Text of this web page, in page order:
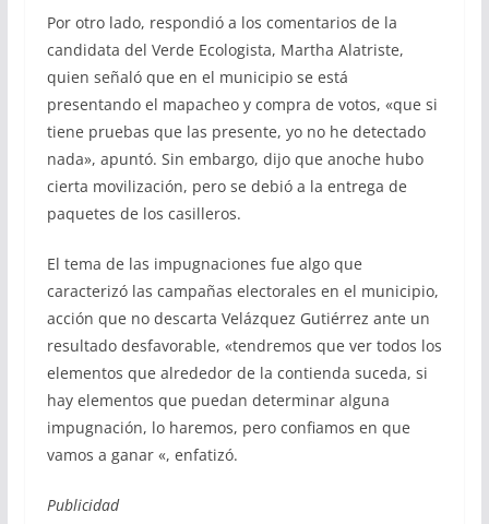
Por otro lado, respondió a los comentarios de la
candidata del Verde Ecologista, Martha Alatriste,
quien señaló que en el municipio se está
presentando el mapacheo y compra de votos, «que si
tiene pruebas que las presente, yo no he detectado
nada», apuntó. Sin embargo, dijo que anoche hubo
cierta movilización, pero se debió a la entrega de
paquetes de los casilleros.
El tema de las impugnaciones fue algo que
caracterizó las campañas electorales en el municipio,
acción que no descarta Velázquez Gutiérrez ante un
resultado desfavorable, «tendremos que ver todos los
elementos que alrededor de la contienda suceda, si
hay elementos que puedan determinar alguna
impugnación, lo haremos, pero confiamos en que
vamos a ganar «, enfatizó.
Publicidad